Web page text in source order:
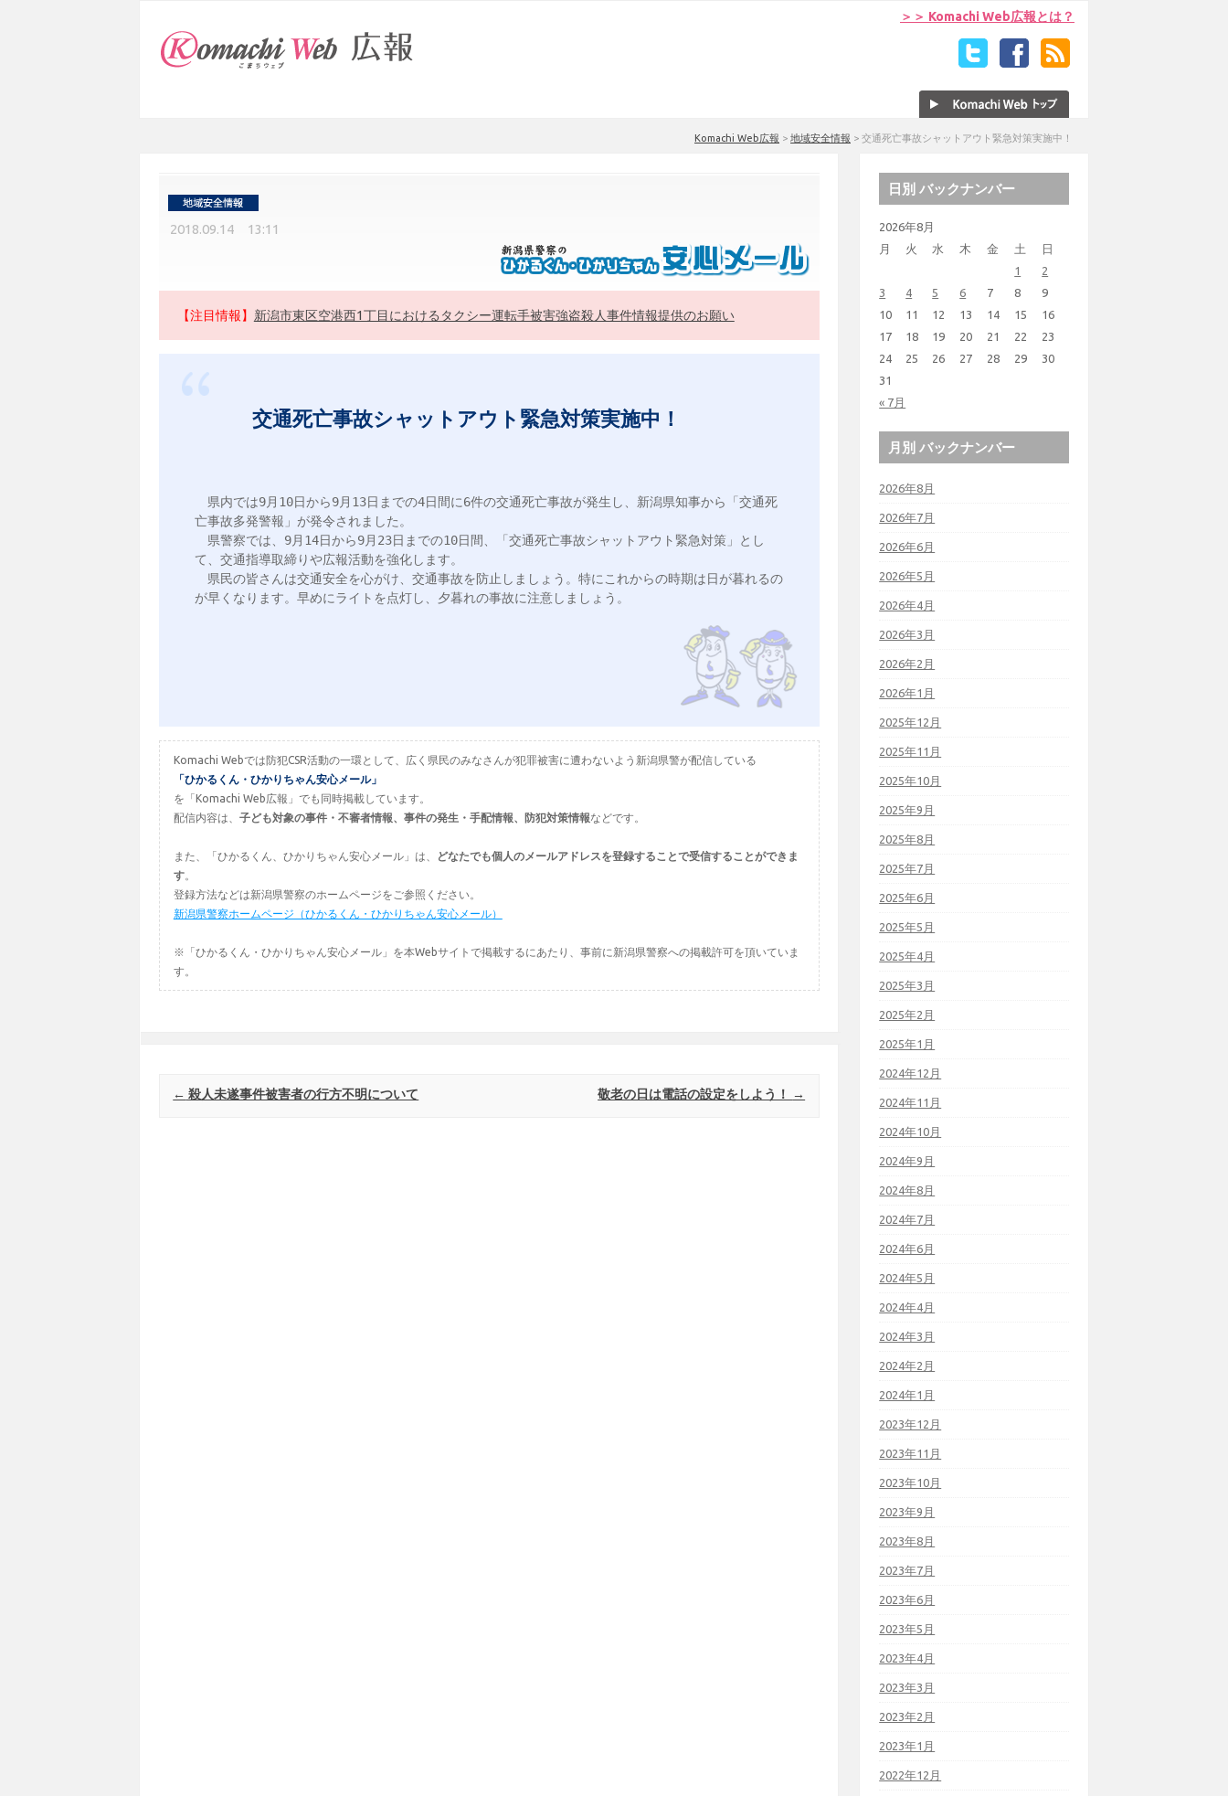
＞＞ Komachi Web広報とは？
Komachi Web広報 > 地域安全情報 > 交通死亡事故シャットアウト緊急対策実施中！
2018.09.14 13:11
【注目情報】 新潟市東区空港西1丁目におけるタクシー運転手被害強盗殺人事件情報提供のお願い
交通死亡事故シャットアウト緊急対策実施中！
県内では9月10日から9月13日までの4日間に6件の交通死亡事故が発生し、新潟県知事から「交通死
亡事故多発警報」が発令されました。
県警察では、9月14日から9月23日までの10日間、「交通死亡事故シャットアウト緊急対策」とし
て、交通指導取締りや広報活動を強化します。
県民の皆さんは交通安全を心がけ、交通事故を防止しましょう。特にこれからの時期は日が暮れるの
が早くなります。早めにライトを点灯し、夕暮れの事故に注意しましょう。
Komachi Webでは防犯CSR活動の一環として、広く県民のみなさんが犯罪被害に遭わないよう新潟県警が配信している
「ひかるくん・ひかりちゃん安心メール」
を「Komachi Web広報」でも同時掲載しています。
配信内容は、 子ども対象の事件・不審者情報、事件の発生・手配情報、防犯対策情報などです。
また、「ひかるくん、ひかりちゃん安心メール」は、
どなたでも個人のメールアドレスを登録することで受信することができま
す。
登録方法などは新潟県警察のホームページをご参照ください。
新潟県警察ホームページ（ひかるくん・ひかりちゃん安心メール）
※「ひかるくん・ひかりちゃん安心メール」を本Webサイトで掲載するにあたり、事前に新潟県警察への掲載許可を頂いていま
す。
Post navigation
← 殺人未遂事件被害者の行方不明について 敬老の日は電話の設定をしよう！ →
日別 バックナンバー
2026年8月
月
火 水 木 金 土 日
« 7月
1
2
3
4 5 6 7 8
9
10
11 12 13 14 15
16
17
18 19 20 21 22
23
24
25 26 27 28 29
30
31
月別 バックナンバー
2026年8月
2026年7月
2026年6月
2026年5月
2026年4月
2026年3月
2026年2月
2026年1月
2025年12月
2025年11月
2025年10月
2025年9月
2025年8月
2025年7月
2025年6月
2025年5月
2025年4月
2025年3月
2025年2月
2025年1月
2024年12月
2024年11月
2024年10月
2024年9月
2024年8月
2024年7月
2024年6月
2024年5月
2024年4月
2024年3月
2024年2月
2024年1月
2023年12月
2023年11月
2023年10月
2023年9月
2023年8月
2023年7月
2023年6月
2023年5月
2023年4月
2023年3月
2023年2月
2023年1月
2022年12月